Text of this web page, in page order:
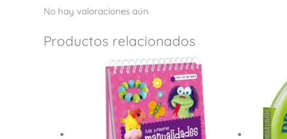
No hay valoraciones aún.
Productos relacionados